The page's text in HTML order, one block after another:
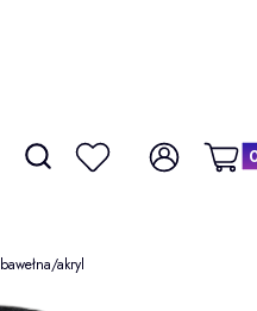
Otwórz wyszukiwarkę
Szukaj Ulubione Zaloguj się
bawełna/akryl